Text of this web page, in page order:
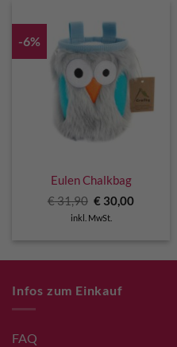
-6%
Eulen Chalkbag
€31,90 Ursprünglicher
Preis
war:
€ 30,00Aktueller
inkl. MwSt.
Infos zum Einkauf
FAQ